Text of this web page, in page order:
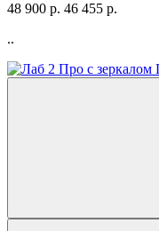
48 900 р. 46 455 р.
..